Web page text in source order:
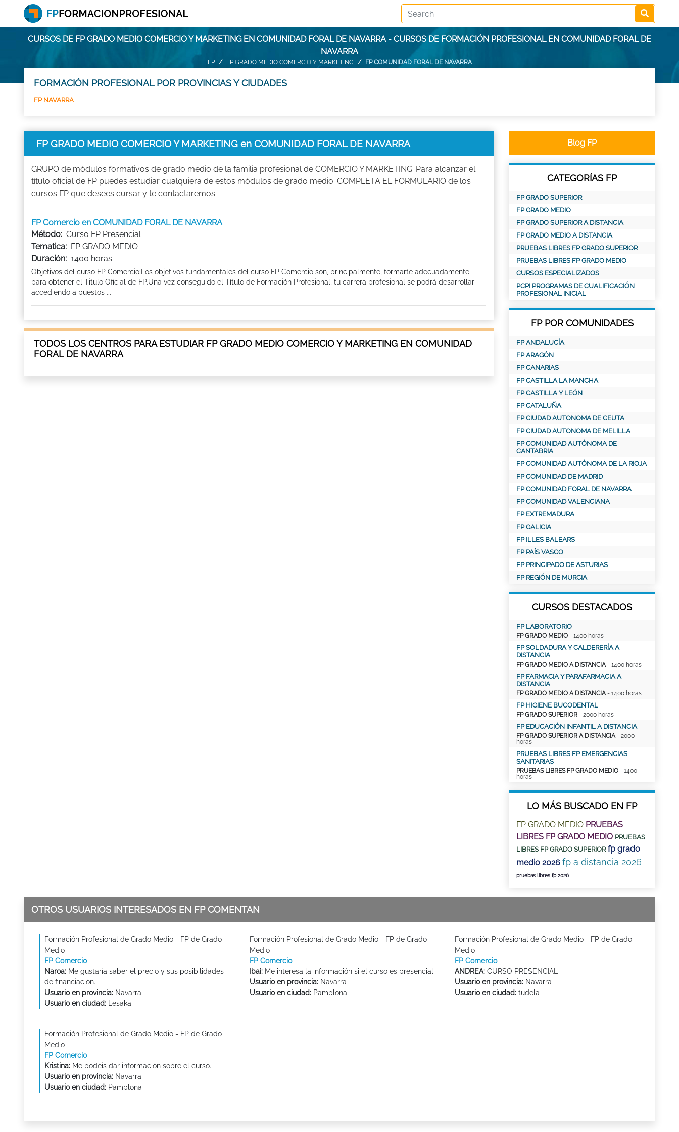
CURSOS DE FP GRADO MEDIO COMERCIO Y MARKETING EN COMUNIDAD FORAL DE NAVARRA - CURSOS DE FORMACIÓN PROFESIONAL EN COMUNIDAD FORAL DE
NAVARRA
FP FP GRADO MEDIO COMERCIO Y MARKETING FP COMUNIDAD FORAL DE NAVARRA
FORMACIÓN PROFESIONAL POR PROVINCIAS Y CIUDADES
FP NAVARRA
FP GRADO MEDIO COMERCIO Y MARKETING en COMUNIDAD FORAL DE NAVARRA
GRUPO de módulos formativos de grado medio de la familia profesional de COMERCIO Y MARKETING. Para alcanzar el
título oficial de FP puedes estudiar cualquiera de estos módulos de grado medio. COMPLETA EL FORMULARIO de los
cursos FP que desees cursar y te contactaremos.
FP Comercio en COMUNIDAD FORAL DE NAVARRA
Método: Curso FP Presencial
Tematica: FP GRADO MEDIO
Duración: 1400 horas
Objetivos del curso FP Comercio:Los objetivos fundamentales del curso FP Comercio son, principalmente, formarte adecuadamente
para obtener el Titulo Oficial de FP.Una vez conseguido el Título de Formación Profesional, tu carrera profesional se podrá desarrollar
accediendo a puestos ...
TODOS LOS CENTROS PARA ESTUDIAR FP GRADO MEDIO COMERCIO Y MARKETING EN COMUNIDAD
FORAL DE NAVARRA
Blog FP
CATEGORÍAS FP
FP GRADO SUPERIOR
FP GRADO MEDIO
FP GRADO SUPERIOR A DISTANCIA
FP GRADO MEDIO A DISTANCIA
PRUEBAS LIBRES FP GRADO SUPERIOR
PRUEBAS LIBRES FP GRADO MEDIO
CURSOS ESPECIALIZADOS
PCPI PROGRAMAS DE CUALIFICACIÓN
PROFESIONAL INICIAL
FP POR COMUNIDADES
FP ANDALUCÍA
FP ARAGÓN
FP CANARIAS
FP CASTILLA LA MANCHA
FP CASTILLA Y LEÓN
FP CATALUÑA
FP CIUDAD AUTONOMA DE CEUTA
FP CIUDAD AUTONOMA DE MELILLA
FP COMUNIDAD AUTÓNOMA DE
CANTABRIA
FP COMUNIDAD AUTÓNOMA DE LA RIOJA
FP COMUNIDAD DE MADRID
FP COMUNIDAD FORAL DE NAVARRA
FP COMUNIDAD VALENCIANA
FP EXTREMADURA
FP GALICIA
FP ILLES BALEARS
FP PAÍS VASCO
FP PRINCIPADO DE ASTURIAS
FP REGIÓN DE MURCIA
CURSOS DESTACADOS
FP LABORATORIO
FP GRADO MEDIO - 1400 horas
FP SOLDADURA Y CALDERERÍA A
DISTANCIA
FP GRADO MEDIO A DISTANCIA- 1400 horas
FP FARMACIA Y PARAFARMACIA A
DISTANCIA
FP GRADO MEDIO A DISTANCIA- 1400 horas
FP HIGIENE BUCODENTAL
FP GRADO SUPERIOR - 2000 horas
FP EDUCACIÓN INFANTIL A DISTANCIA
FP GRADO SUPERIOR A DISTANCIA- 2000
horas
PRUEBAS LIBRES FP EMERGENCIAS
SANITARIAS
PRUEBAS LIBRES FP GRADO MEDIO - 1400
horas
LO MÁS BUSCADO EN FP
FP GRADO MEDIO PRUEBAS
LIBRES FP GRADO MEDIO PRUEBAS
LIBRES FP GRADO SUPERIOR fp grado
medio 2026 fp a distancia 2026
pruebas libres fp 2026
OTROS USUARIOS INTERESADOS EN FP COMENTAN
Formación Profesional de Grado Medio - FP de Grado
Medio
FP Comercio
Naroa: Me gustaría saber el precio y sus posibilidades
de financiación.
Usuario en provincia: Navarra
Usuario en ciudad: Lesaka
Formación Profesional de Grado Medio - FP de Grado
Medio
FP Comercio
Ibai: Me interesa la información si el curso es presencial
Usuario en provincia: Navarra
Usuario en ciudad: Pamplona
Formación Profesional de Grado Medio - FP de Grado
Medio
FP Comercio
ANDREA: CURSO PRESENCIAL
Usuario en provincia: Navarra
Usuario en ciudad: tudela
Formación Profesional de Grado Medio - FP de Grado
Medio
FP Comercio
Kristina: Me podéis dar información sobre el curso.
Usuario en provincia: Navarra
Usuario en ciudad: Pamplona